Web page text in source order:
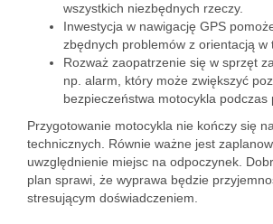
wszystkich niezbędnych rzeczy.
Inwestycja w nawigację GPS
zbędnych problemów z orientacją w
Rozważ zaopatrzenie się w sprzęt
np. alarm, który może zwiększyć
bezpieczeństwa motocykla podczas
Przygotowanie motocykla nie kończy się
technicznych. Równie ważne jest
uwzględnienie miejsc na odpoczynek.
plan sprawi, że wyprawa będzie
stresującym doświadczeniem.